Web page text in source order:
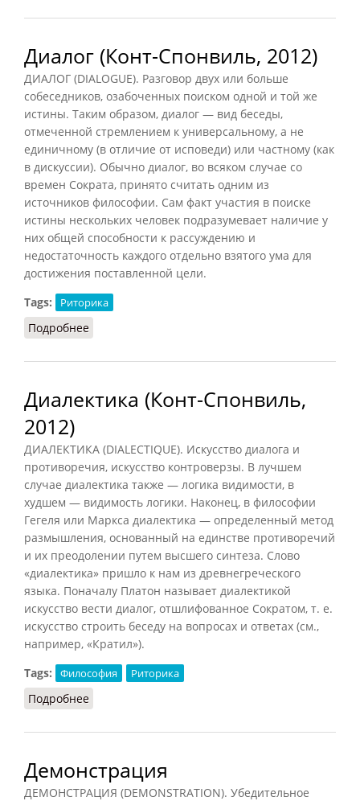
Диалог (Конт-Спонвиль, 2012)
ДИАЛОГ (DIALOGUE). Разговор двух или больше
собеседников, озабоченных поиском одной и той же
истины. Таким образом, диалог — вид беседы,
отмеченной стремлением к универсальному, а не
единичному (в отличие от исповеди) или частному (как
в дискуссии). Обычно диалог, во всяком случае со
времен Сократа, принято считать одним из
источников философии. Сам факт участия в поиске
истины нескольких человек подразумевает наличие у
них общей способности к рассуждению и
недостаточность каждого отдельно взятого ума для
достижения поставленной цели.
Tags:
Риторика
Подробнее
Диалектика (Конт-Спонвиль,
2012)
ДИАЛЕКТИКА (DIALECTIQUE). Искусство диалога и
противоречия, искусство контроверзы. В лучшем
случае диалектика также — логика видимости, в
худшем — видимость логики. Наконец, в философии
Гегеля или Маркса диалектика — определенный метод
размышления, основанный на единстве противоречий
и их преодолении путем высшего синтеза. Слово
«диалектика» пришло к нам из древнегреческого
языка. Поначалу Платон называет диалектикой
искусство вести диалог, отшлифованное Сократом, т. е.
искусство строить беседу на вопросах и ответах (см.,
например, «Кратил»).
Tags:
Философия Риторика
Подробнее
Демонстрация
ДЕМОНСТРАЦИЯ (DEMONSTRATION). Убедительное